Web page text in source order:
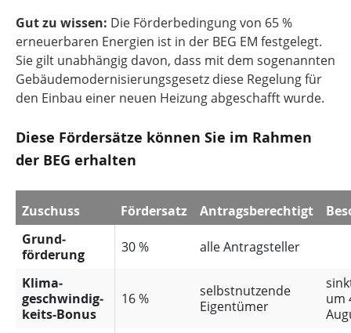
Gut zu wissen: Die Förderbedingung von 65 %
erneuerbaren Energien ist in der BEG EM festgelegt.
Sie gilt unabhängig davon, dass mit dem sogenannten
Gebäudemodernisierungsgesetz diese Regelung für
den Einbau einer neuen Heizung abgeschafft wurde.
Diese Fördersätze können Sie im Rahmen
der BEG erhalten
Zuschuss Fördersatz Antragsberechtigt
Grund­
förderung
30 % alle Antragsteller
Klima­
geschwindig­
keits­-Bonus
16 %
selbstnutzende
Eigentümer
um